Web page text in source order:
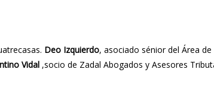
Deo Izquierdo, asociado sénior del Área
Vidal ,socio de Zadal Abogados y Asesores